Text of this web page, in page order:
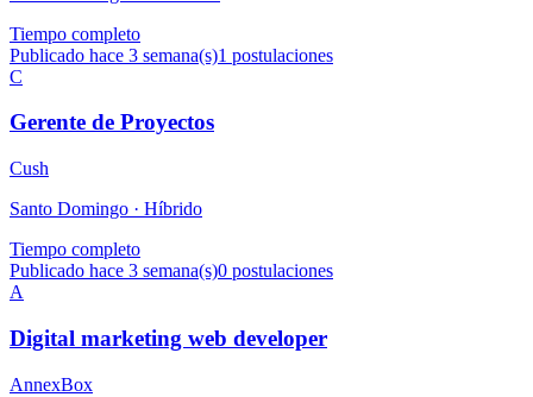
Tiempo completo
Publicado hace 3 semana(s)1 postulaciones
C
Gerente de Proyectos
Cush
Santo Domingo · Híbrido
Tiempo completo
Publicado hace 3 semana(s)0 postulaciones
A
Digital marketing web developer
AnnexBox